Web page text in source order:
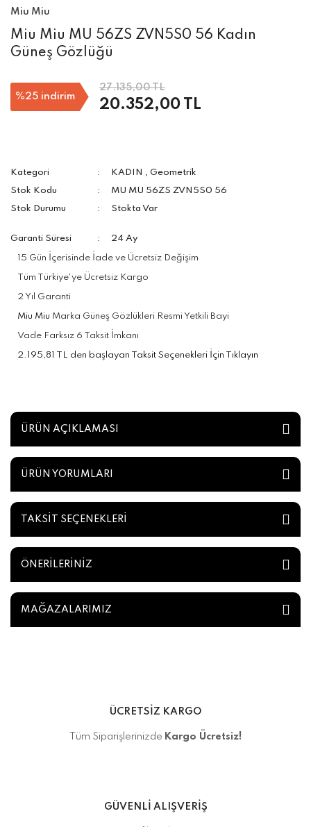
Miu Miu
Miu Miu MU 56ZS ZVN5S0 56 Kadın
Güneş Gözlüğü
%25 indirim
27.135,00 TL
20.352,00 TL
Kategori KADIN ,Geometrik
Stok Kodu
MU MU 56ZS ZVN5S0 56
Stok Durumu
Stokta Var
Garanti Süresi 24 Ay
15 Gün İçerisinde İade ve Ücretsiz Değişim
Tüm Türkiye'ye Ücretsiz Kargo
2 Yıl Garanti
Miu Miu Marka Güneş Gözlükleri Resmi Yetkili Bayi
Vade Farksız 6 Taksit İmkanı
2.195,81 TL den başlayan Taksit Seçenekleri İçin Tıklayın
ÜRÜN AÇIKLAMASI
ÜRÜN YORUMLARI
TAKSİT SEÇENEKLERİ
ÖNERİLERİNİZ
MAĞAZALARIMIZ
ÜCRETSİZ KARGO
Tüm Siparişlerinizde Kargo Ücretsiz!
GÜVENLİ ALIŞVERİŞ